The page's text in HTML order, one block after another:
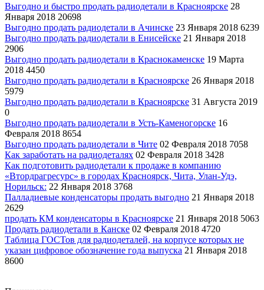
Выгодно и быстро продать радиодетали в Красноярске 28
Января 2018 20698
Выгодно продать радиодетали в Ачинске 23 Января 2018 6239
Выгодно продать радиодетали в Енисейске 21 Января 2018
2906
Выгодно продать радиодетали в Краснокаменске 19 Марта
2018 4450
Выгодно продать радиодетали в Красноярске 26 Января 2018
5979
Выгодно продать радиодетали в Красноярске 31 Августа 2019
0
Выгодно продать радиодетали в Усть-Каменогорске 16
Февраля 2018 8654
Выгодно продать радиодетали в Чите 02 Февраля 2018 7058
Как заработать на радиодеталях 02 Февраля 2018 3428
Как подготовить радиодетали к продаже в компанию
«Втордрагресурс» в городах Красноярск, Чита, Улан-Удэ,
Норильск: 22 Января 2018 3768
Палладиевые конденсаторы продать выгодно 21 Января 2018
2629
продать КМ конденсаторы в Красноярске 21 Января 2018 5063
Продать радиодетали в Канске 02 Февраля 2018 4720
Таблица ГОСТов для радиодеталей, на корпусе которых не
указан цифровое обозначение года выпуска 21 Января 2018
8600